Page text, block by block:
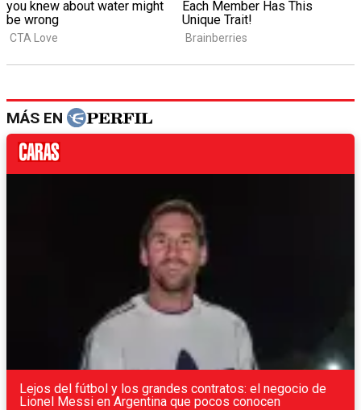
MÁS EN
Lejos del fútbol y los grandes contratos: el negocio de
Lionel Messi en Argentina que pocos conocen